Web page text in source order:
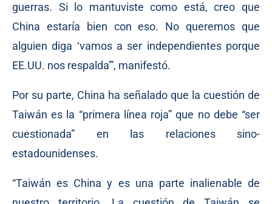
guerras. Si lo mantuviste como está, creo que
China estaría bien con eso. No queremos que
alguien diga ‘vamos a ser independientes porque
EE.UU. nos respalda'”, manifestó.
Por su parte, China ha señalado que la cuestión de
Taiwán es la “primera línea roja” que no debe “ser
cuestionada” en las relaciones sino-
estadounidenses.
“Taiwán es China y es una parte inalienable de